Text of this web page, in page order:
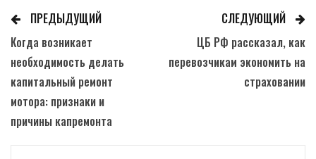
ПРЕДЫДУЩИЙ
Когда возникает
необходимость делать
капитальный ремонт
мотора: признаки и
причины капремонта
СЛЕДУЮЩИЙ
ЦБ РФ рассказал, как
перевозчикам экономить на
страховании